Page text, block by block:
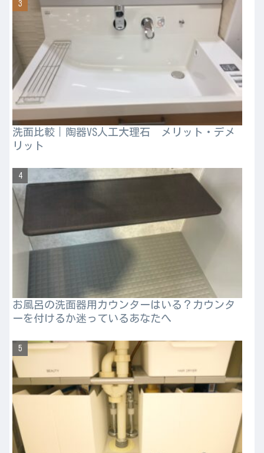
洗面比較｜陶器VS人工大理石 メリット・デメ
リット
お風呂の洗面器用カウンターはいる？カウンタ
ーを付けるか迷っているあなたへ